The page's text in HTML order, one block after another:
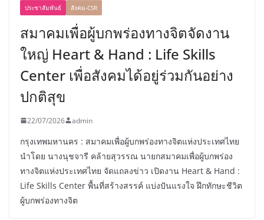
ประชาสัมพันธ์ สังคม-CSR
สมาคมเพื่อผู้บกพร่องทางจิตจัดงาน
ใหญ่ Heart & Hand : Life Skills
Center เพื่อสังคมได้อยู่ร่วมกันอย่าง
ปกติสุข
22/07/2026 admin
กรุงเทพมหานคร : สมาคมเพื่อผู้บกพร่องทางจิตแห่งประเทศไทย
นำโดย นางนุชจารี คล้ายสุวรรณ นายกสมาคมเพื่อผู้บกพร่อง
ทางจิตแห่งประเทศไทย จัดแถลงข่าว เปิดงาน Heart & Hand :
Life Skills Center พื้นที่สร้างสรรค์ แบ่งปันแรงใจ ฝึกทักษะชีวิต
ผู้บกพร่องทางจิต